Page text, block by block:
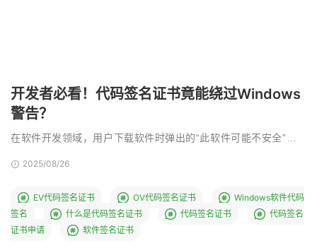
开发者必看！代码签名证书竟能绕过Windows
警告？
在软件开发领域，用户下载软件时弹出的“此软件可能不安全”的警
2025/08/26
EV代码签名证书 OV代码签名证书
Windows软件代码
签名
什么是代码签名证书 代码签名证书
代码签名
证书申请
软件签名证书